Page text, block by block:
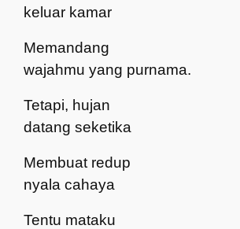
keluar kamar
Memandang
wajahmu yang purnama.
Tetapi, hujan
datang seketika
Membuat redup
nyala cahaya
Tentu mataku